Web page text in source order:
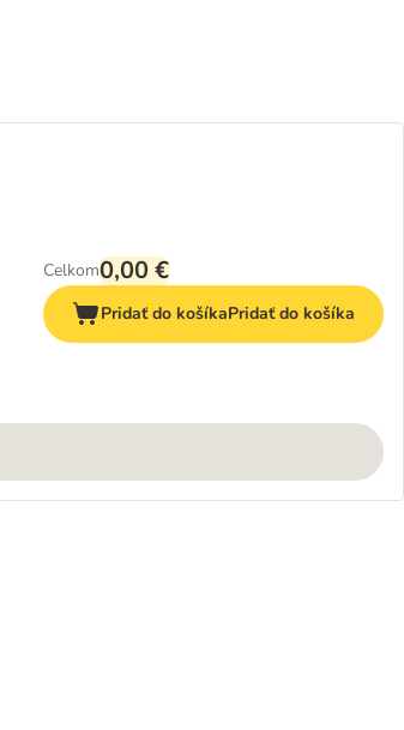
Celkom0,00 €
Pridať do košíkaPridať do košíka